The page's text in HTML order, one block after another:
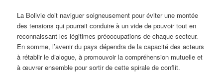
La Bolivie doit naviguer soigneusement pour éviter une montée
des tensions qui pourrait conduire à un vide de pouvoir tout en
reconnaissant les légitimes préoccupations de chaque secteur.
En somme, l’avenir du pays dépendra de la capacité des acteurs
à rétablir le dialogue, à promouvoir la compréhension mutuelle et
à œuvrer ensemble pour sortir de cette spirale de conflit.